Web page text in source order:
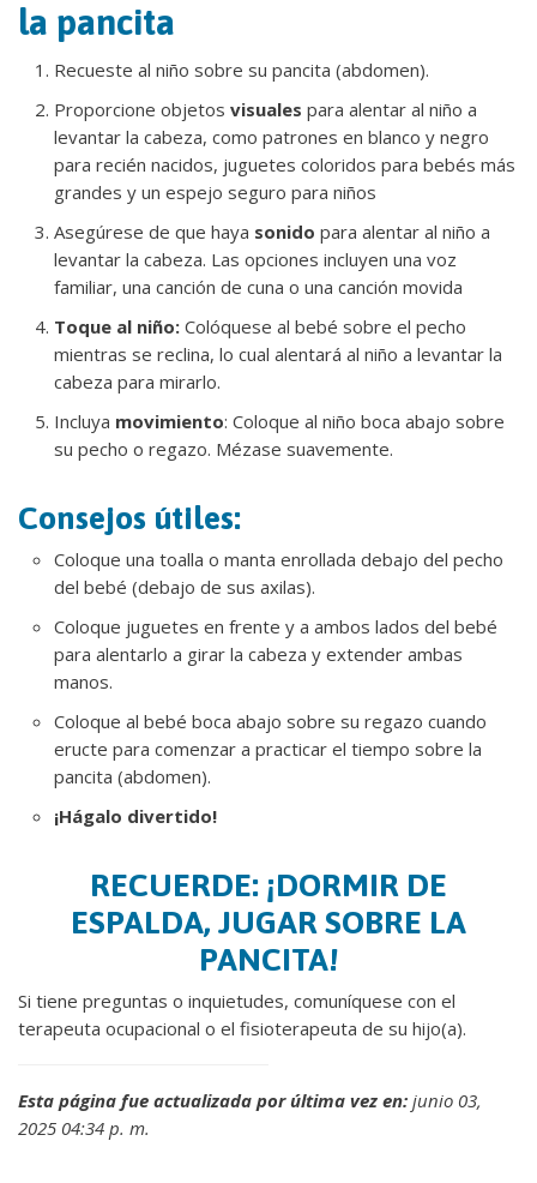
la pancita
Recueste al niño sobre su pancita (abdomen).
Proporcione objetos visuales para alentar al niño a
levantar la cabeza, como patrones en blanco y negro
para recién nacidos, juguetes coloridos para bebés más
grandes y un espejo seguro para niños
Asegúrese de que haya sonido para alentar al niño a
levantar la cabeza. Las opciones incluyen una voz
familiar, una canción de cuna o una canción movida
Toque al niño: Colóquese al bebé sobre el pecho
mientras se reclina, lo cual alentará al niño a levantar la
cabeza para mirarlo.
Incluya movimiento: Coloque al niño boca abajo sobre
su pecho o regazo. Mézase suavemente.
Consejos útiles:
Coloque una toalla o manta enrollada debajo del pecho
del bebé (debajo de sus axilas).
Coloque juguetes en frente y a ambos lados del bebé
para alentarlo a girar la cabeza y extender ambas
manos.
Coloque al bebé boca abajo sobre su regazo cuando
eructe para comenzar a practicar el tiempo sobre la
pancita (abdomen).
¡Hágalo divertido!
RECUERDE: ¡DORMIR DE
ESPALDA, JUGAR SOBRE LA
PANCITA!
Si tiene preguntas o inquietudes, comuníquese con el
terapeuta ocupacional o el fisioterapeuta de su hijo(a).
Esta página fue actualizada por última vez en: junio 03,
2025 04:34 p. m.